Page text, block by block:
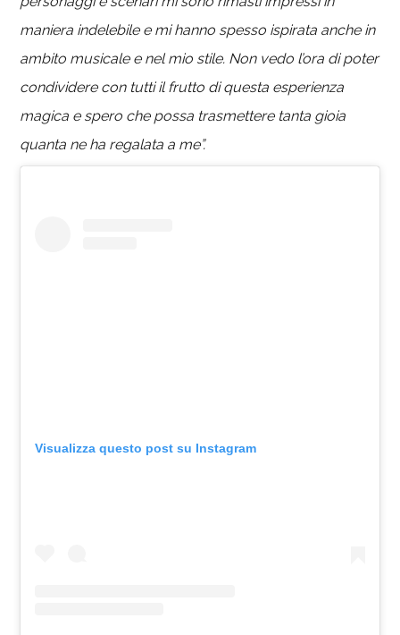
maniera indelebile e mi hanno spesso ispirata anche in
ambito musicale e nel mio stile. Non vedo l’ora di poter
condividere con tutti il frutto di questa esperienza
magica e spero che possa trasmettere tanta gioia
quanta ne ha regalata a me”.
Visualizza questo post su Instagram